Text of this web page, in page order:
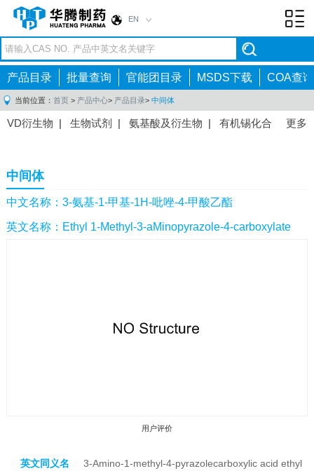
EN
产品目录 批量查询 官能团目录 MSDS下载 COA查询
当前位置： 首页 > 产品中心> 产品目录> 中间体
更多
VD衍生物 | 生物试剂 | 氨基酸及衍生物 | 有机锡化合
间体|
感染药物中间体
体 |抗精神病药物中间体| 抗炎药物中间体|
药中间体|其他原料药中间体|
中间体
中文名称：3-氨基-1-甲基-1H-吡唑-4-甲酸乙酯
英文名称：Ethyl 1-Methyl-3-aMinopyrazole-4-carboxylate
用户评价
英文同义名
3-Amino-1-methyl-4-pyrazolecarboxylic acid ethyl